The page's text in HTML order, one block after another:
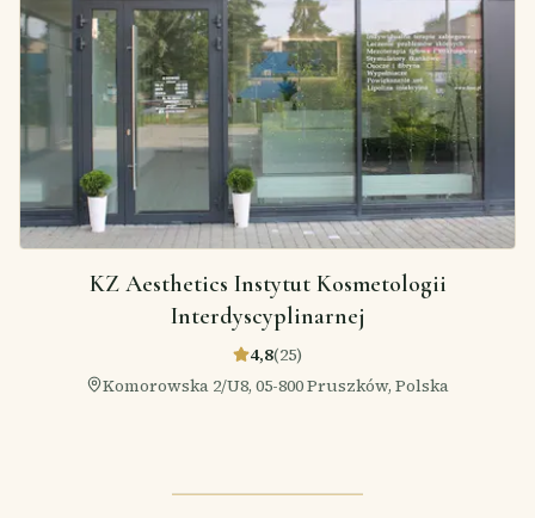
KZ Aesthetics Instytut Kosmetologii
Interdyscyplinarnej
4,8(25)
Komorowska 2/U8, 05-800 Pruszków, Polska